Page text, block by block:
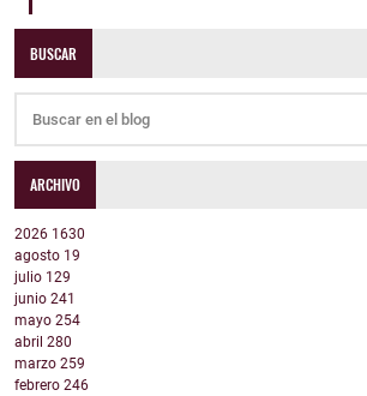
BUSCAR
ARCHIVO
2026 1630
agosto 19
julio 129
junio 241
mayo 254
abril 280
marzo 259
febrero 246